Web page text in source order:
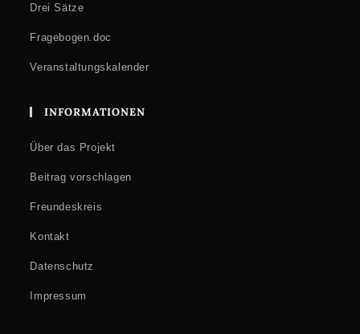
Drei Sätze
Fragebogen.doc
Veranstaltungskalender
INFORMATIONEN
Über das Projekt
Beitrag vorschlagen
Freundeskreis
Kontakt
Datenschutz
Impressum